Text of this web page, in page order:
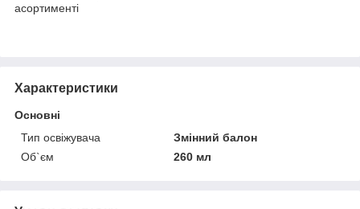
асортименті
Характеристики
Основні
Тип освіжувача
Змінний балон
Об`єм
260 мл